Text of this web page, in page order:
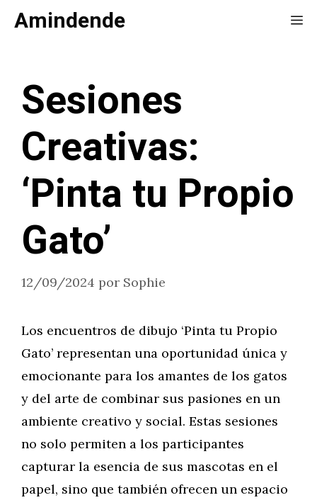
SaltarAmindende
Sesiones
Creativas:
‘Pinta tu Propio
Gato’
12/09/2024 por Sophie
Los encuentros de dibujo ‘Pinta tu Propio
Gato’ representan una oportunidad única y
emocionante para los amantes de los gatos
y del arte de combinar sus pasiones en un
ambiente creativo y social. Estas sesiones
no solo permiten a los participantes
capturar la esencia de sus mascotas en el
papel, sino que también ofrecen un espacio